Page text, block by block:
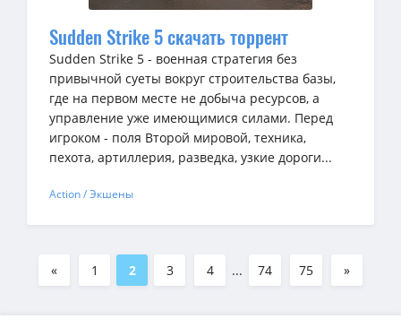
Sudden Strike 5 скачать торрент
Sudden Strike 5 - военная стратегия без
привычной суеты вокруг строительства базы,
где на первом месте не добыча ресурсов, а
управление уже имеющимися силами. Перед
игроком - поля Второй мировой, техника,
пехота, артиллерия, разведка, узкие дороги...
Action / Экшены
« 1 2 3 4 ... 74 75 »